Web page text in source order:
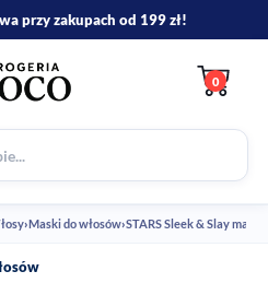
0
›Maski do włosów›STARS Sleek & Slay